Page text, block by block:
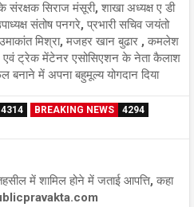
सिराज मंसूरी, शाखा अध्यक्ष ए डी
संतोष पनगरे, प्रभारी सचिव जयंतो
मिश्रा, मजहर खान बुढार , कमलेश
, एवं ट्रेक मेंटेनर एसोसिएशन के नेता कैलाश
बनाने में अपना बहुमूल्य योगदान दिया
4314 BREAKING NEWS
4294
में शामिल होने में जताई आपत्ति, कहा